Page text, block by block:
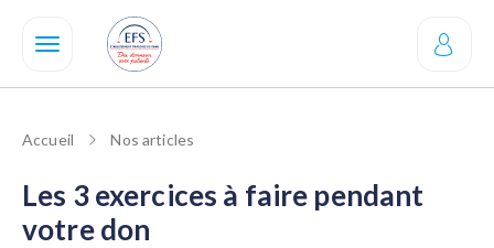
contenu
Accueil Nos articles
Les 3 exercices à faire pendant
votre don